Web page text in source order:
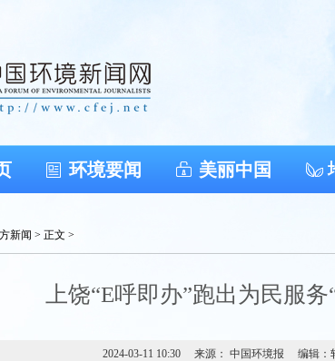
环境要闻 美丽中国
新闻 > 正文 >
上饶“E呼即办”跑出为民服务
2024-03-11 10:30 来源： 中国环境报 编辑：